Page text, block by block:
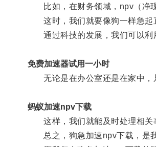
比如，在财务领域，npv（净现
这时，我们就要像狗一样急起
通过科技的发展，我们可以利
免费加速器试用一小时
无论是在办公室还是在家中，
蚂蚁加速npv下载
这样，我们就能及时处理相关
总之，狗急加速npv下载，是我